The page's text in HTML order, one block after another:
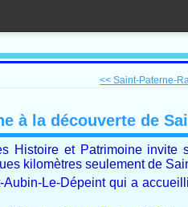
<< Saint-Paterne-
à la découverte de
Histoire et Patrimoine
kilomètres seulement de
Aubin-Le-Dépeint qui a